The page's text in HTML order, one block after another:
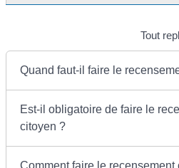
Tout
Quand faut-il faire le
Est-il obligatoire de faire le
citoyen ?
Comment faire le recensement